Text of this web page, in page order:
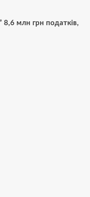
8,6 млн грн податків,